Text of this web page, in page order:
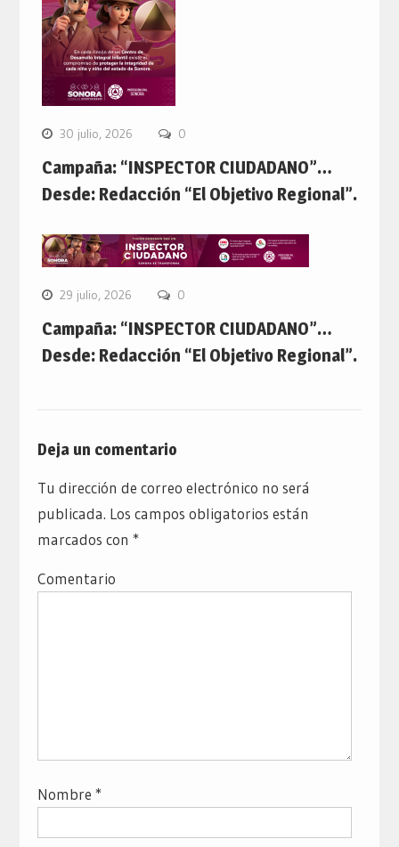
30 julio, 2026 0
Campaña: “INSPECTOR CIUDADANO”…
Desde: Redacción “El Objetivo Regional”.
29 julio, 2026 0
Campaña: “INSPECTOR CIUDADANO”…
Desde: Redacción “El Objetivo Regional”.
Deja un comentario
Tu dirección de correo electrónico no será
publicada. Los campos obligatorios están
marcados con *
Comentario
Nombre *